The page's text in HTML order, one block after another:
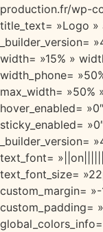
production.fr/wp-
title_text= »Logo »
_builder_version=
width= »15% »
width_phone=
max_width= »50%
hover_enabled=
sticky_enabled=
_builder_version=
text_font=
text_font_size=
custom_margin=
custom_padding=